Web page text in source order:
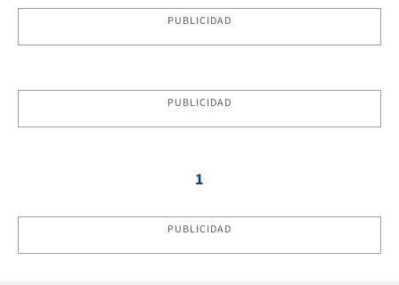
PUBLICIDAD
PUBLICIDAD
1
PUBLICIDAD